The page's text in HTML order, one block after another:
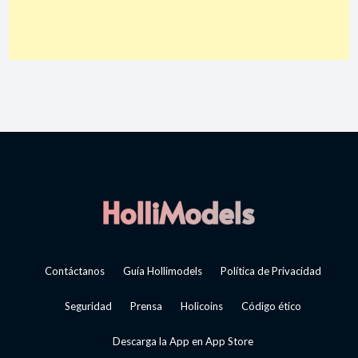
Contáctanos Guía Hollimodels Política de Privacidad
Seguridad Prensa Holicoins Código ético
Descarga la App en App Store